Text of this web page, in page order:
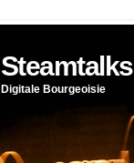
Steamtalks
Digitale Bourgeoisie